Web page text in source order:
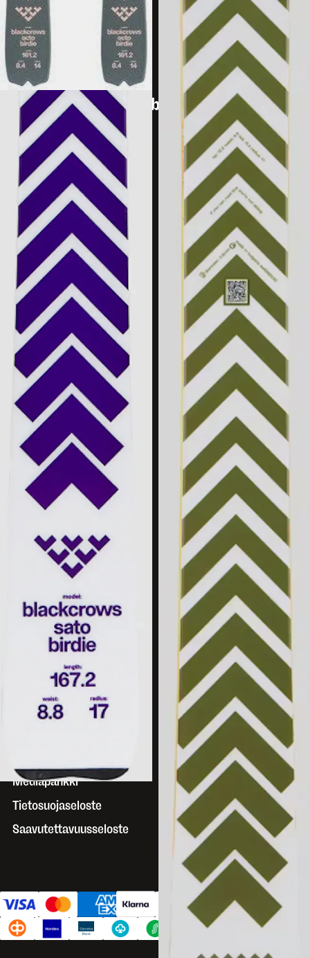
Sopimusehdot
Jäsenalennukset
Elämää ulkona -klubi
Tietoa klubista
Elämää Ulkona -metsä
Blogit
Oppaat
Korjaa, kierrätä, vuokraa
Vinkit
Instagram
YouTube
Facebook
Myymälät
Helsinki Forum
Pirkkala Veska
Pori Puuvilla
Raisio Kuninkoja
Suksihuolto
Tietoa meistä
Asiakaslupaus
Yhteistyökyselyt
Vastuullisemmin ulkona
Mediapankki
Tietosuojaseloste
Saavutettavuusseloste